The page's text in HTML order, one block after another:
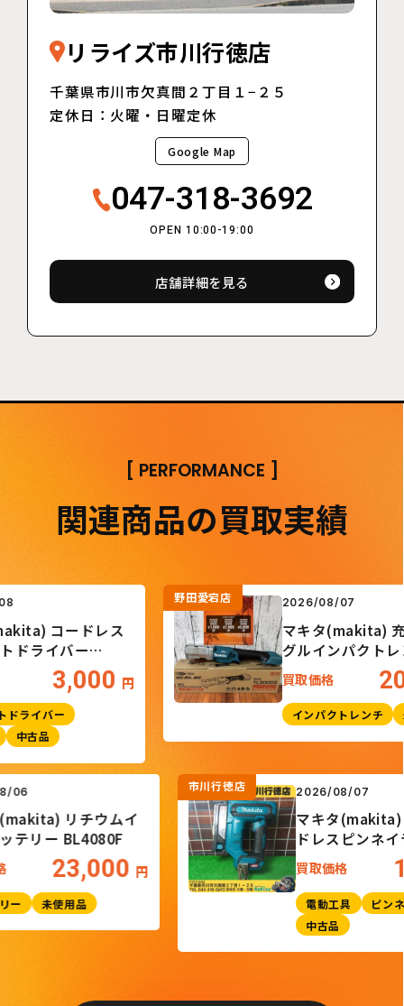
リライズ市川行徳店
千葉県市川市欠真間２丁目１−２５
定休日：火曜・日曜定休
Google Map
047-318-3692
OPEN 10:00-19:00
店舗詳細を見る
[ PERFORMANCE ]
関連商品の買取実績
コードレス
イバー
3,000 円
イバー
品
野田愛宕店 2026/08/07
マキタ(makita) 充電
グルインパクトレンチ
TL300DZ
買取価格
インパクトレンチ 未使
08/06
タ(makita) リチウムイ
バッテリー BL4080F
格 23,000
ッテリー 未使用品
市川行徳店 2026/08/07
マキタ
ドレスピン
PT001GZK
買取価格
電動工具
中古品